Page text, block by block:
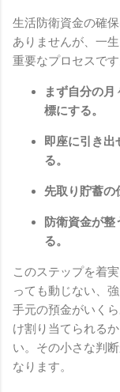
生活防衛資金の確
ありませんが、一
重要なプロセスです
まず自分の
標にする。
即座に引き出
る。
先取り貯蓄の
防衛資金が
る。
このステップを着
っても動じない、
手元の預金がいく
け割り当てられる
い。その小さな判
なります。